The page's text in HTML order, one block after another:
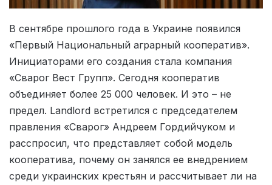
В сентябре прошлого года в Украине появился
«Первый Национальный аграрный кооператив».
Инициаторами его создания стала компания
«Сварог Вест Групп». Сегодня кооператив
объединяет более 25 000 человек. И это – не
предел. Landlord встретился с председателем
правления «Сварог» Андреем Гордийчуком и
расспросил, что представляет собой модель
кооператива, почему он занялся ее внедрением
среди украинских крестьян и рассчитывает ли на